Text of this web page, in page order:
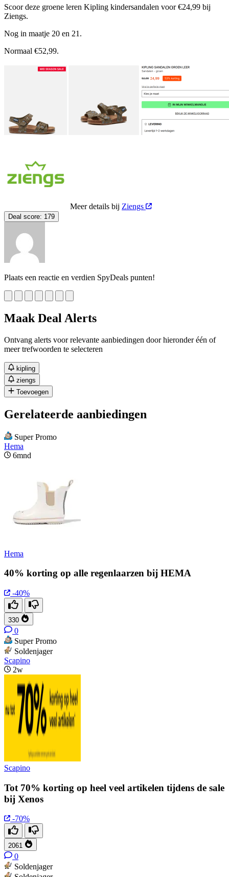
Scoor deze groene leren Kipling kindersandalen voor €24,99 bij
Ziengs.
Nog in maatje 20 en 21.
Normaal €52,99.
Meer details bij Ziengs
Deal score: 179
Plaats een reactie en verdien SpyDeals punten!
Maak Deal Alerts
Ontvang alerts voor relevante aanbiedingen door hieronder één of
meer trefwoorden te selecteren
kipling
ziengs
Toevoegen
Gerelateerde aanbiedingen
Super Promo
Hema
6mnd
Hema
40% korting op alle regenlaarzen bij HEMA
-40%
330
0
Super Promo
Soldenjager
Scapino
2w
Scapino
Tot 70% korting op heel veel artikelen tijdens de sale
bij Xenos
-70%
2061
0
Soldenjager